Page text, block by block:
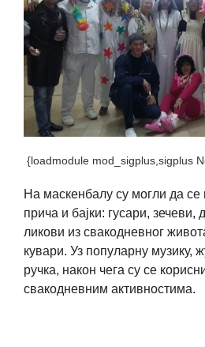
{loadmodule mod_sigplus,sigplus
На маскенбалу су могли да се
прича и бајки: гусари,
ликови из свакодневног
кувари. Уз популарну музику,
ручка, након чега су се
свакодневним активностима.